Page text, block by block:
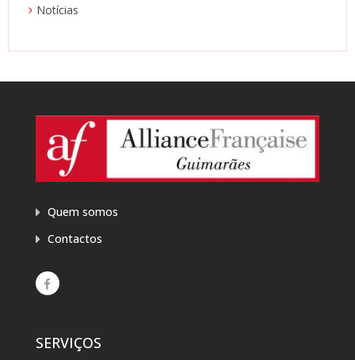
Notícias
Quem somos
Contactos
SERVIÇOS